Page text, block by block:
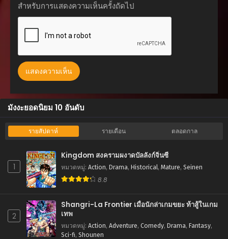
ตอนที่ 124
กันยายน 18, 2025
ตอนที่ 123
ตอนที่ 122
ตอนที่ 121
กันยายน 18, 2025
ตอนที่ 120
ตอนที่ 119
กรกฎาคม 31, 2025
กรกฎาคม 31, 2025
ตอนที่ 117
กรกฎาคม 31, 2025
สำหรับการแสดงความเห็นครั้งถัดไป
มังงะยอดนิยม 10 อันดับ
รายสัปดาห์ รายเดือน ตลอดกาล
1
Kingdom สงครามผงาดบัลลังก์จิ๋นซี
หมวดหมู่: Action, Drama, Historical, Mature, Seinen
8.8
2
Shangri-La Frontier เมื่อนักล่าเกมขยะ ท้าสู้ในเกม
เทพ
หมวดหมู่: Action, Adventure, Comedy, Drama, Fantasy,
Sci-fi, Shounen